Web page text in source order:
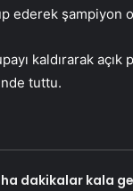
ederek şampiyon
kaldırarak
tuttu.
dakikalar kala